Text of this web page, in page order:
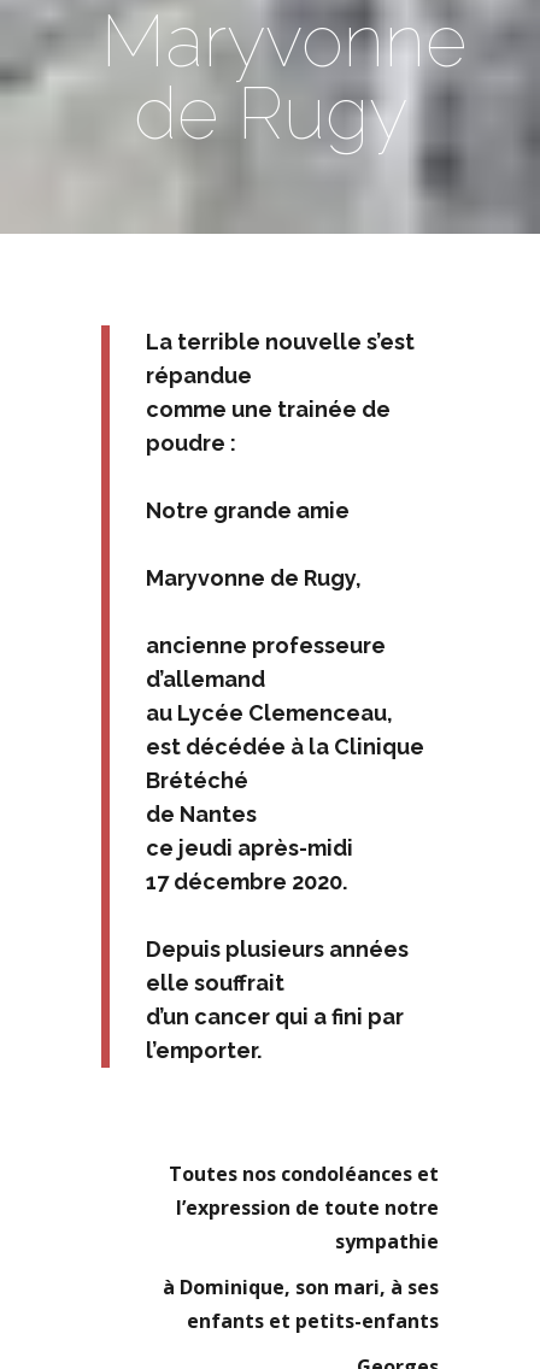
Maryvonne
de Rugy
La terrible nouvelle s’est
répandue
comme une trainée de
poudre :
Notre grande amie
Maryvonne de Rugy,
ancienne professeure
d’allemand
au Lycée Clemenceau,
est décédée à la Clinique
Brétéché
de Nantes
ce jeudi après-midi
17 décembre 2020.
Depuis plusieurs années
elle souffrait
d’un cancer qui a fini par
l’emporter.
Toutes nos condoléances et
l’expression de toute notre
sympathie
à Dominique, son mari, à ses
enfants et petits-enfants